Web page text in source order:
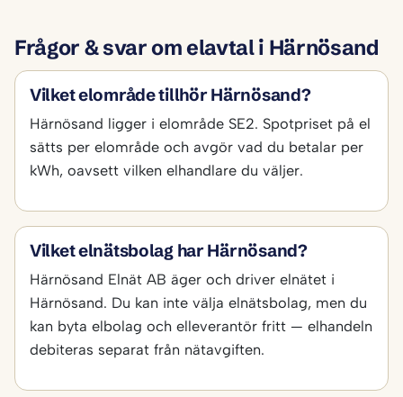
Frågor & svar om elavtal i Härnösand
Vilket elområde tillhör Härnösand?
Härnösand ligger i elområde SE2. Spotpriset på el
sätts per elområde och avgör vad du betalar per
kWh, oavsett vilken elhandlare du väljer.
Vilket elnätsbolag har Härnösand?
Härnösand Elnät AB äger och driver elnätet i
Härnösand. Du kan inte välja elnätsbolag, men du
kan byta elbolag och elleverantör fritt — elhandeln
debiteras separat från nätavgiften.